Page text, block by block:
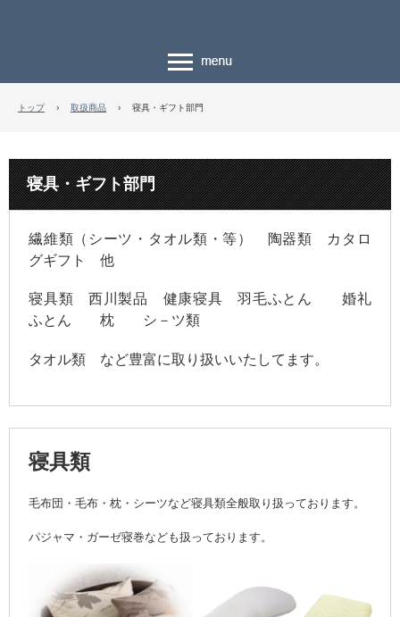
トップ › 取扱商品 › 寝具・ギフト部門
寝具・ギフト部門
繊維類（シーツ・タオル類・等） 陶器類 カタロ
グギフト 他
寝具類 西川製品 健康寝具 羽毛ふとん 婚礼
ふとん 枕 シ－ツ類
タオル類 など豊富に取り扱いいたしてます。
寝具類
毛布団・毛布・枕・シーツなど寝具類全般取り扱っております。
パジャマ・ガーゼ寝巻なども扱っております。